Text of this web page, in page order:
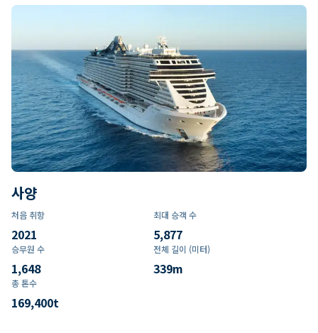
사양
처음 취항
2021
최대 승객 수
5,877
승무원 수
1,648
전체 길이 (미터)
339m
총 톤수
169,400t